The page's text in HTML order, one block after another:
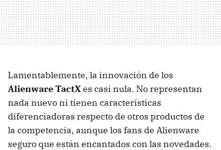
Lamentablemente, la innovación de los
Alienware TactXes casi nula. No representan
nada nuevo ni tienen características
diferenciadoras respecto de otros productos de
la competencia, aunque los fans de Alienware
seguro que están encantados con las novedades.